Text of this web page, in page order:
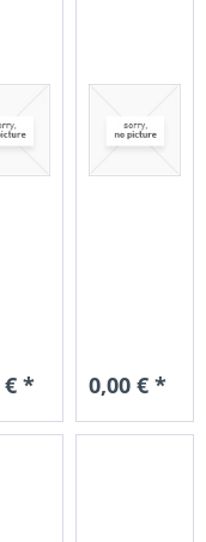
€ * 0,00 € *